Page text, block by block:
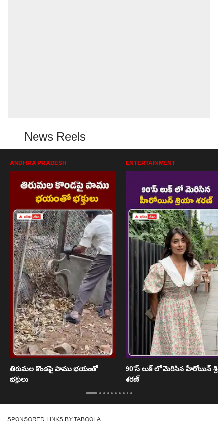
News Reels
ANDHRA PRADESH
తిరుమల కొండపై పాము భయంతో
భక్తులు
ENTERTAINMENT
90'స్ లుక్ లో మెరిసిన హీరోయిన్
శరణ్
SPONSORED LINKS BY TABOOLA